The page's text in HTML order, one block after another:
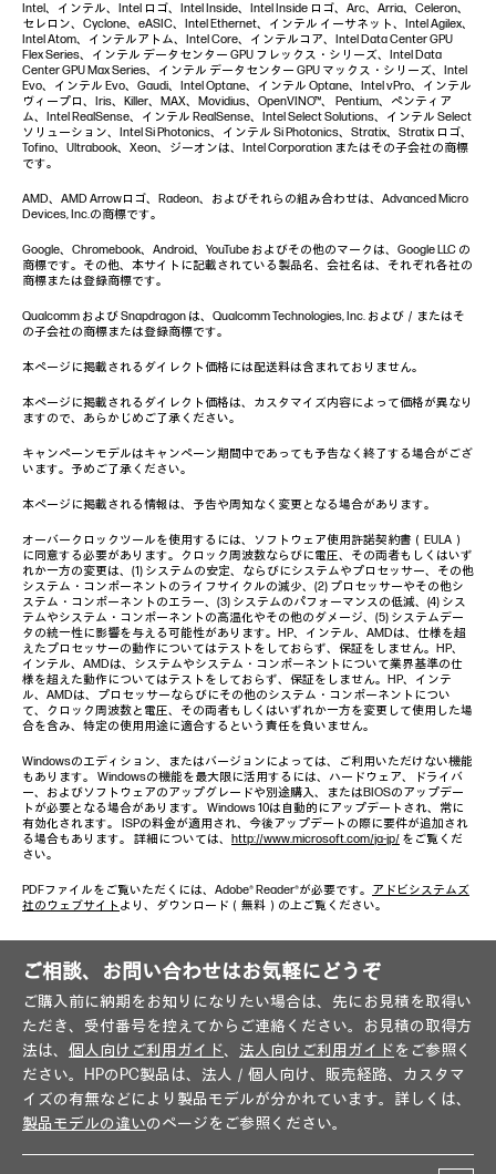
Intel、インテル、Intel ロゴ、Intel Inside、Intel Inside ロゴ、Arc、Arria、Celeron、
セレロン、Cyclone、eASIC、Intel Ethernet、インテル イーサネット、Intel Agilex、
Intel Atom、インテルアトム、Intel Core、インテルコア、Intel Data Center GPU
Flex Series、インテル データセンター GPU フレックス・シリーズ、Intel Data
Center GPU Max Series、インテル データセンター GPU マックス・シリーズ、Intel
Evo、インテル Evo、Gaudi、Intel Optane、インテル Optane、Intel vPro、インテル
ヴィープロ、Iris、Killer、MAX、Movidius、OpenVINO™、 Pentium、ペンティア
ム、Intel RealSense、インテル RealSense、Intel Select Solutions、インテル Select
ソリューション、Intel Si Photonics、インテル Si Photonics、Stratix、Stratix ロゴ、
Tofino、Ultrabook、Xeon、ジーオンは、Intel Corporation またはその子会社の商標
です。
AMD、AMD Arrowロゴ、Radeon、およびそれらの組み合わせは、Advanced Micro
Devices, Inc.の商標です。
Google、Chromebook、Android、YouTube およびその他のマークは、Google LLC の
商標です。その他、本サイトに記載されている製品名、会社名は、それぞれ各社の
商標または登録商標です。
Qualcomm および Snapdragon は、Qualcomm Technologies, Inc. および／またはそ
の子会社の商標または登録商標です。
本ページに掲載されるダイレクト価格には配送料は含まれておりません。
本ページに掲載されるダイレクト価格は、カスタマイズ内容によって価格が異なり
ますので、あらかじめご了承ください。
キャンペーンモデルはキャンペーン期間中であっても予告なく終了する場合がござ
います。予めご了承ください。
本ページに掲載される情報は、予告や周知なく変更となる場合があります。
オーバークロックツールを使用するには、ソフトウェア使用許諾契約書（EULA）
に同意する必要があります。クロック周波数ならびに電圧、その両者もしくはいず
れか一方の変更は、(1) システムの安定、ならびにシステムやプロセッサー、その他
システム・コンポーネントのライフサイクルの減少、(2) プロセッサーやその他シ
ステム・コンポーネントのエラー、(3) システムのパフォーマンスの低減、(4) シス
テムやシステム・コンポーネントの高温化やその他のダメージ、(5) システムデー
タの統一性に影響を与える可能性があります。HP、インテル、AMDは、仕様を超
えたプロセッサーの動作についてはテストをしておらず、保証をしません。HP、
インテル、AMDは、システムやシステム・コンポーネントについて業界基準の仕
様を超えた動作についてはテストをしておらず、保証をしません。HP、インテ
ル、AMDは、プロセッサーならびにその他のシステム・コンポーネントについ
て、クロック周波数と電圧、その両者もしくはいずれか一方を変更して使用した場
合を含み、特定の使用用途に適合するという責任を負いません。
Windowsのエディション、またはバージョンによっては、ご利用いただけない機能
もあります。 Windowsの機能を最大限に活用するには、ハードウェア、ドライバ
ー、およびソフトウェアのアップグレードや別途購入、またはBIOSのアップデー
トが必要となる場合があります。 Windows 10は自動的にアップデートされ、常に
有効化されます。 ISPの料金が適用され、今後アップデートの際に要件が追加され
る場合もあります。 詳細については、 http://www.microsoft.com/ja-jp/ をご覧くだ
さい。
PDFファイルをご覧いただくには、Adobe® Reader®が必要です。 アドビシステムズ
社のウェブサイト より、ダウンロード（無料）の上ご覧ください。
ご相談、お問い合わせはお気軽にどうぞ
ご購入前に納期をお知りになりたい場合は、先にお見積を取得い
ただき、受付番号を控えてからご連絡ください。お見積の取得方
法は、 個人向けご利用ガイド、 法人向けご利用ガイドをご参照く
ださい。HPのPC製品は、法人／個人向け、販売経路、カスタマ
イズの有無などにより製品モデルが分かれています。詳しくは、
製品モデルの違いのページをご参照ください。